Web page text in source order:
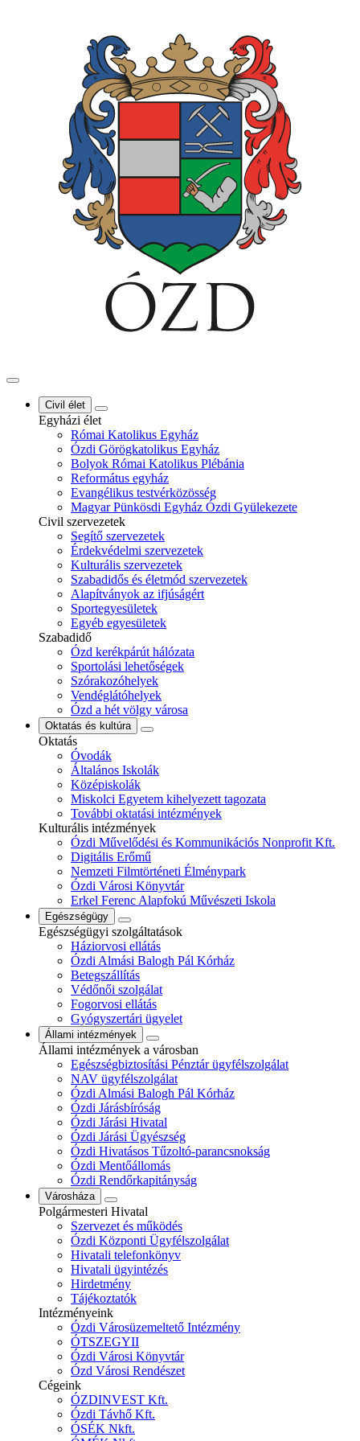
Civil élet
Egyházi élet
Római Katolikus Egyház
Ózdi Görögkatolikus Egyház
Bolyok Római Katolikus Plébánia
Református egyház
Evangélikus testvérközösség
Magyar Pünkösdi Egyház Ózdi Gyülekezete
Civil szervezetek
Segítő szervezetek
Érdekvédelmi szervezetek
Kulturális szervezetek
Szabadidős és életmód szervezetek
Alapítványok az ifjúságért
Sportegyesületek
Egyéb egyesületek
Szabadidő
Ózd kerékpárút hálózata
Sportolási lehetőségek
Szórakozóhelyek
Vendéglátóhelyek
Ózd a hét völgy városa
Oktatás és kultúra
Oktatás
Óvodák
Általános Iskolák
Középiskolák
Miskolci Egyetem kihelyezett tagozata
További oktatási intézmények
Kulturális intézmények
Ózdi Művelődési és Kommunikációs Nonprofit Kft.
Digitális Erőmű
Nemzeti Filmtörténeti Élménypark
Ózdi Városi Könyvtár
Erkel Ferenc Alapfokú Művészeti Iskola
Egészségügy
Egészségügyi szolgáltatások
Háziorvosi ellátás
Ózdi Almási Balogh Pál Kórház
Betegszállítás
Védőnői szolgálat
Fogorvosi ellátás
Gyógyszertári ügyelet
Állami intézmények
Állami intézmények a városban
Egészségbiztosítási Pénztár ügyfélszolgálat
NAV ügyfélszolgálat
Ózdi Almási Balogh Pál Kórház
Ózdi Járásbíróság
Ózdi Járási Hivatal
Ózdi Járási Ügyészség
Ózdi Hivatásos Tűzoltó-parancsnokság
Ózdi Mentőállomás
Ózdi Rendőrkapitányság
Városháza
Polgármesteri Hivatal
Szervezet és működés
Ózdi Központi Ügyfélszolgálat
Hivatali telefonkönyv
Hivatali ügyintézés
Hirdetmény
Tájékoztatók
Intézményeink
Ózdi Városüzemeltető Intézmény
ÓTSZEGYII
Ózdi Városi Könyvtár
Ózd Városi Rendészet
Cégeink
ÓZDINVEST Kft.
Ózdi Távhő Kft.
ÓSÉK Nkft.